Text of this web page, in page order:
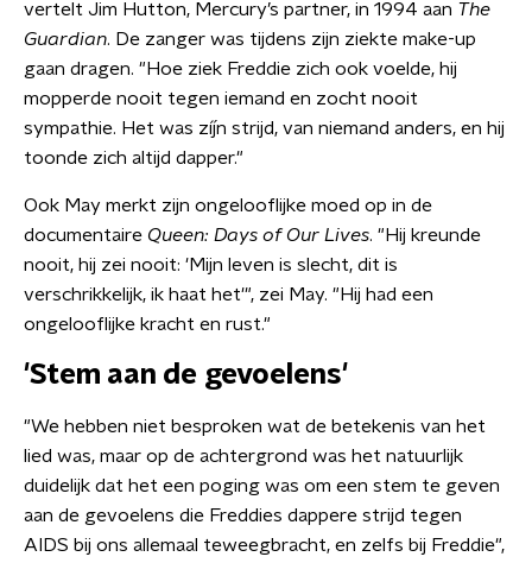
vertelt Jim Hutton, Mercury’s partner, in 1994 aan The
Guardian. De zanger was tijdens zijn ziekte make-up
gaan dragen. "Hoe ziek Freddie zich ook voelde, hij
mopperde nooit tegen iemand en zocht nooit
sympathie. Het was zíjn strijd, van niemand anders, en hij
toonde zich altijd dapper."
Ook May merkt zijn ongelooflijke moed op in de
documentaire Queen: Days of Our Lives. "Hij kreunde
nooit, hij zei nooit: 'Mijn leven is slecht, dit is
verschrikkelijk, ik haat het'", zei May. "Hij had een
ongelooflijke kracht en rust."
'Stem aan de gevoelens'
"We hebben niet besproken wat de betekenis van het
lied was, maar op de achtergrond was het natuurlijk
duidelijk dat het een poging was om een ​​stem te geven
aan de gevoelens die Freddies dappere strijd tegen
AIDS bij ons allemaal teweegbracht, en zelfs bij Freddie",